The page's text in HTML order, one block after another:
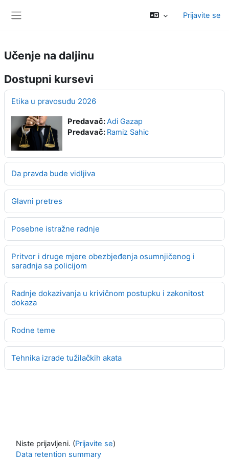
Prijavite se
Učenje na daljinu
Dostupni kursevi
Etika u pravosuđu 2026
Predavač:Adi Gazap
Predavač: Ramiz Sahic
Da pravda bude vidljiva
Glavni pretres
Posebne istražne radnje
Pritvor i druge mjere obezbjeđenja osumnjičenog i
saradnja sa policijom
Radnje dokazivanja u krivičnom postupku i zakonitost
dokaza
Rodne teme
Tehnika izrade tužilačkih akata
Niste prijavljeni. (Prijavite se)
Data retention summary